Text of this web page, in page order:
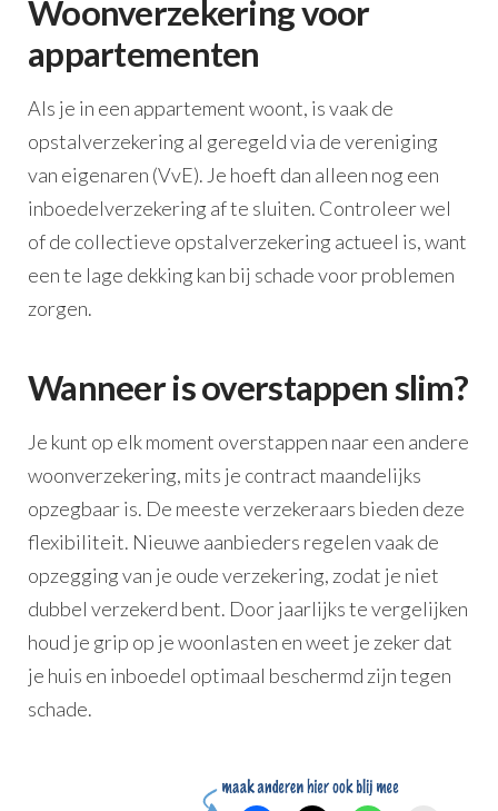
Woonverzekering voor
appartementen
Als je in een appartement woont, is vaak de
opstalverzekering al geregeld via de vereniging
van eigenaren (VvE). Je hoeft dan alleen nog een
inboedelverzekering af te sluiten. Controleer wel
of de collectieve opstalverzekering actueel is, want
een te lage dekking kan bij schade voor problemen
zorgen.
Wanneer is overstappen slim?
Je kunt op elk moment overstappen naar een andere
woonverzekering, mits je contract maandelijks
opzegbaar is. De meeste verzekeraars bieden deze
flexibiliteit. Nieuwe aanbieders regelen vaak de
opzegging van je oude verzekering, zodat je niet
dubbel verzekerd bent. Door jaarlijks te vergelijken
houd je grip op je woonlasten en weet je zeker dat
je huis en inboedel optimaal beschermd zijn tegen
schade.